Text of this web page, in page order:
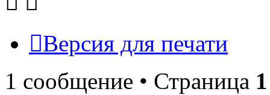
Версия для печати
1 сообщение • Страница 1